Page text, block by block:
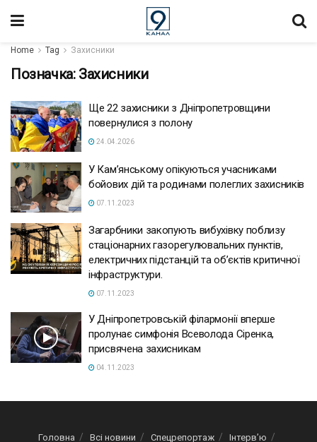
Home Tag Захисники
Позначка: Захисники
Ще 22 захисники з Дніпропетровщини
повернулися з полону
24.04.2026
У Кам’янському опікуються учасниками
бойових дій та родинами полеглих захисників
07.11.2023
Загарбники закопують вибухівку поблизу
стаціонарних газорегулювальних пунктів,
електричних підстанцій та об’єктів критичної
інфраструктури.
07.11.2023
У Дніпропетровській філармонії вперше
пролунає симфонія Всеволода Сіренка,
присвячена захисникам
04.11.2023
Головна Всі новини Спецрепортаж
Інтерв’ю